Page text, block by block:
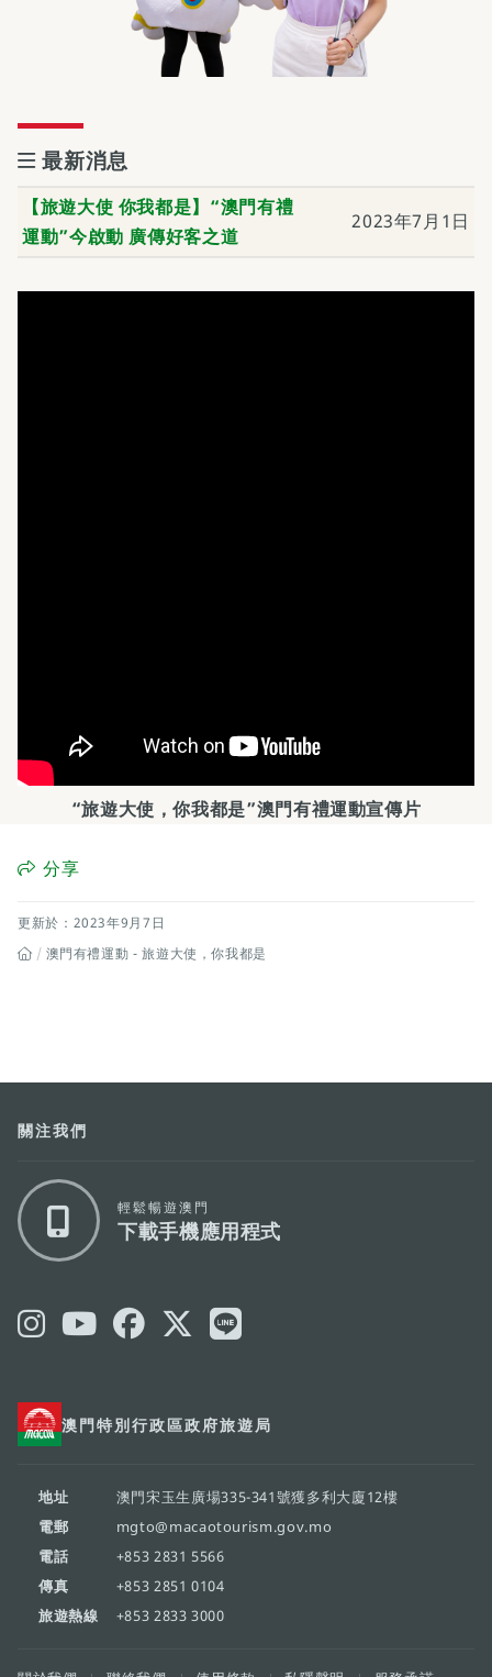
最新消息
【旅遊大使 你我都是】“澳門有禮
運動”今啟動 廣傳好客之道
2023年7月1日
“旅遊大使，你我都是”澳門有禮運動宣傳片
分享
更新於：2023年9月7日
澳門有禮運動 - 旅遊大使，你我都是
澳門特別行政區政府旅遊局
地址
澳門宋玉生廣場335-341號獲多利大廈12樓
電郵
mgto@macaotourism.gov.mo
電話
+853 2831 5566
傳真
+853 2851 0104
旅遊熱線
+853 2833 3000
關注我們
輕鬆暢遊澳門
下載手機應用程式